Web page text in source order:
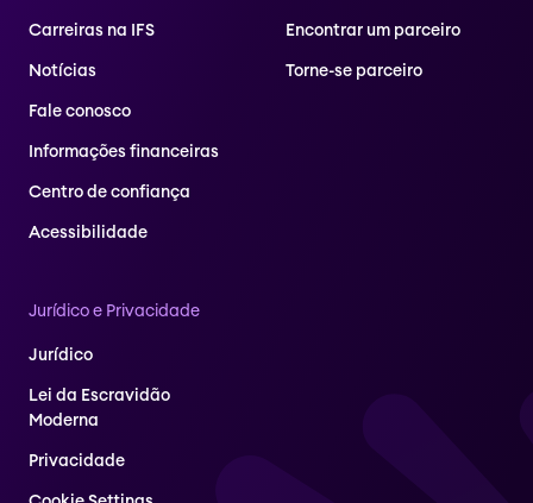
Carreiras na IFS
Notícias
Fale conosco
Informações financeiras
Centro de confiança
Acessibilidade
Encontrar um parceiro
Torne-se parceiro
Jurídico e Privacidade
Jurídico
Lei da Escravidão
Moderna
Privacidade